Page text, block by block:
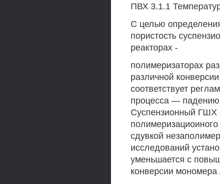
ПВХ 3.1.1
С целью
пористость
реакторах -
полимеризаторах
различной
соответствует
процесса —
Суспензионный ГШХ
сдувкой
исследований
уменьшается с
конверсии мономера